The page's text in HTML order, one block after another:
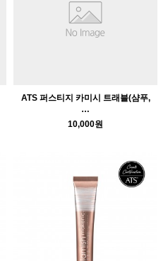
ATS 퍼스티지 카미시 트래블(샴푸,
…
10,000원